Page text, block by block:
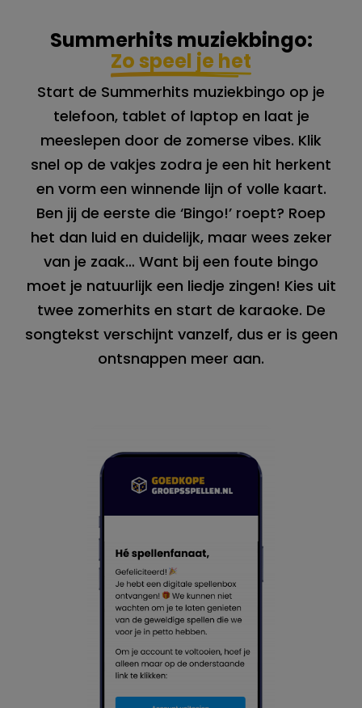
Summerhits muziekbingo:
Zo speel je het
Start de Summerhits muziekbingo op je
telefoon, tablet of laptop en laat je
meeslepen door de zomerse vibes. Klik
snel op de vakjes zodra je een hit herkent
en vorm een winnende lijn of volle kaart.
Ben jij de eerste die ‘Bingo!’ roept? Roep
het dan luid en duidelijk, maar wees zeker
van je zaak… Want bij een foute bingo
moet je natuurlijk een liedje zingen! Kies uit
twee zomerhits en start de karaoke. De
songtekst verschijnt vanzelf, dus er is geen
ontsnappen meer aan.